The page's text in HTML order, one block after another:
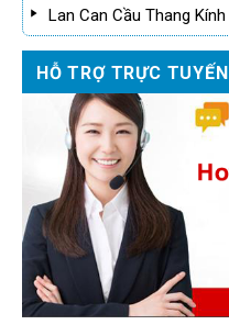
Lan Can Cầu Thang Kính
HỖ TRỢ TRỰC TUYẾN